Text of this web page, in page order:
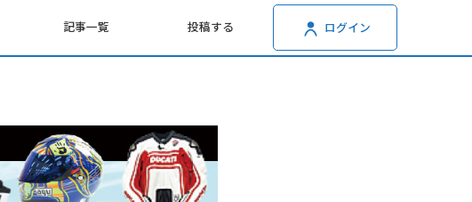
記事一覧 投稿する ログイン